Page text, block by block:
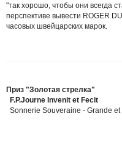
"так хорошо, чтобы они всегда
перспективе вывести ROGER
часовых швейцарских марок.
Приз "Золотая стрелка"
F.P.Journe Invenit et Fecit
Sonnerie Souveraine - Grande